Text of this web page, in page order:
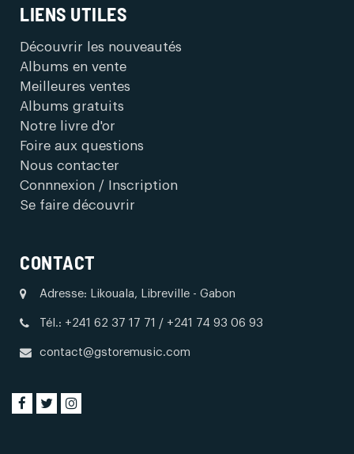
LIENS UTILES
Découvrir les nouveautés
Albums en vente
Meilleures ventes
Albums gratuits
Notre livre d'or
Foire aux questions
Nous contacter
Connnexion / Inscription
Se faire découvrir
CONTACT
Adresse: Likouala, Libreville - Gabon
Tél.: +241 62 37 17 71 / +241 74 93 06 93
contact@gstoremusic.com